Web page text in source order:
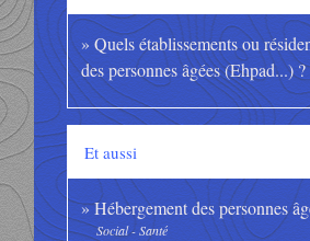
Quels établissements ou
des personnes âgées (Ehpad...) ?
Et aussi
Hébergement des personnes
Social - Santé